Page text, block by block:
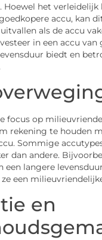
Hoewel het verleidelijk
accu, kan
als de accu
in een accu van
biedt en
focus op
rekening te houden
Sommige
dan andere.
een langere
een
en